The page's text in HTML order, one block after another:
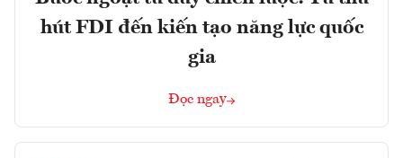
hút FDI đến kiến tạo năng lực quốc
gia
Đọc ngay